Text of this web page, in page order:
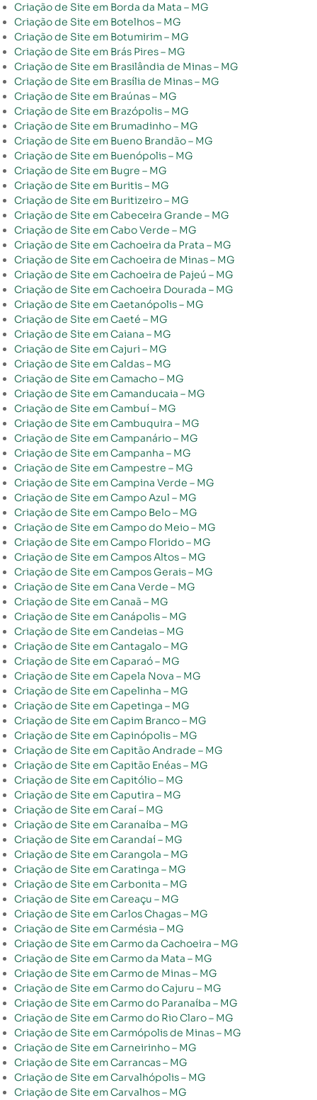
Criação de Site em Borda da Mata – MG
Criação de Site em Botelhos – MG
Criação de Site em Botumirim – MG
Criação de Site em Brás Pires – MG
Criação de Site em Brasilândia de Minas – MG
Criação de Site em Brasília de Minas – MG
Criação de Site em Braúnas – MG
Criação de Site em Brazópolis – MG
Criação de Site em Brumadinho – MG
Criação de Site em Bueno Brandão – MG
Criação de Site em Buenópolis – MG
Criação de Site em Bugre – MG
Criação de Site em Buritis – MG
Criação de Site em Buritizeiro – MG
Criação de Site em Cabeceira Grande – MG
Criação de Site em Cabo Verde – MG
Criação de Site em Cachoeira da Prata – MG
Criação de Site em Cachoeira de Minas – MG
Criação de Site em Cachoeira de Pajeú – MG
Criação de Site em Cachoeira Dourada – MG
Criação de Site em Caetanópolis – MG
Criação de Site em Caeté – MG
Criação de Site em Caiana – MG
Criação de Site em Cajuri – MG
Criação de Site em Caldas – MG
Criação de Site em Camacho – MG
Criação de Site em Camanducaia – MG
Criação de Site em Cambuí – MG
Criação de Site em Cambuquira – MG
Criação de Site em Campanário – MG
Criação de Site em Campanha – MG
Criação de Site em Campestre – MG
Criação de Site em Campina Verde – MG
Criação de Site em Campo Azul – MG
Criação de Site em Campo Belo – MG
Criação de Site em Campo do Meio – MG
Criação de Site em Campo Florido – MG
Criação de Site em Campos Altos – MG
Criação de Site em Campos Gerais – MG
Criação de Site em Cana Verde – MG
Criação de Site em Canaã – MG
Criação de Site em Canápolis – MG
Criação de Site em Candeias – MG
Criação de Site em Cantagalo – MG
Criação de Site em Caparaó – MG
Criação de Site em Capela Nova – MG
Criação de Site em Capelinha – MG
Criação de Site em Capetinga – MG
Criação de Site em Capim Branco – MG
Criação de Site em Capinópolis – MG
Criação de Site em Capitão Andrade – MG
Criação de Site em Capitão Enéas – MG
Criação de Site em Capitólio – MG
Criação de Site em Caputira – MG
Criação de Site em Caraí – MG
Criação de Site em Caranaíba – MG
Criação de Site em Carandaí – MG
Criação de Site em Carangola – MG
Criação de Site em Caratinga – MG
Criação de Site em Carbonita – MG
Criação de Site em Careaçu – MG
Criação de Site em Carlos Chagas – MG
Criação de Site em Carmésia – MG
Criação de Site em Carmo da Cachoeira – MG
Criação de Site em Carmo da Mata – MG
Criação de Site em Carmo de Minas – MG
Criação de Site em Carmo do Cajuru – MG
Criação de Site em Carmo do Paranaíba – MG
Criação de Site em Carmo do Rio Claro – MG
Criação de Site em Carmópolis de Minas – MG
Criação de Site em Carneirinho – MG
Criação de Site em Carrancas – MG
Criação de Site em Carvalhópolis – MG
Criação de Site em Carvalhos – MG